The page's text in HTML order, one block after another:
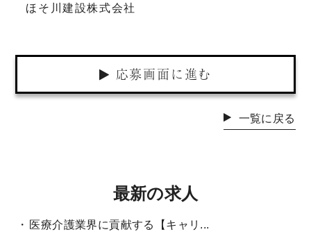
ほそ川建設株式会社
応募画面に進む
一覧に戻る
最新の求人
医療介護業界に貢献する【キャリ...